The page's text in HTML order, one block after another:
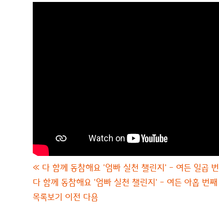
« 다 함께 동참해요 '엄빠 실천 챌린지' - 여든 일곱
다 함께 동참해요 '엄빠 실천 챌린지' - 여든 아홉 번째
목록보기 이전 다음